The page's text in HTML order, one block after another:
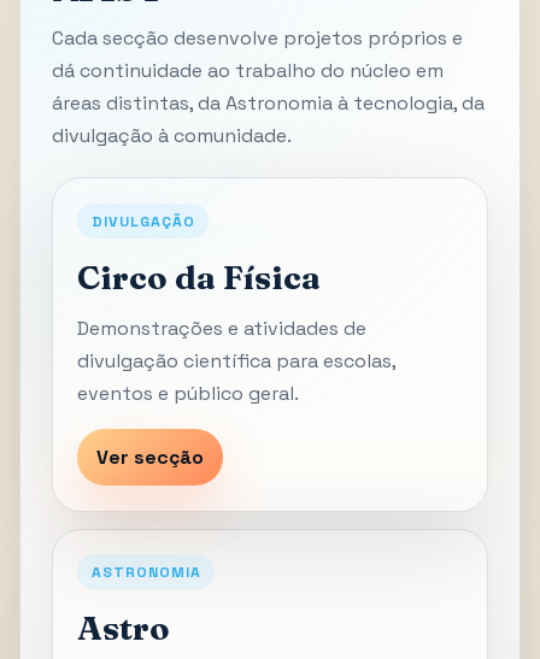
Cada secção desenvolve projetos próprios e
dá continuidade ao trabalho do núcleo em
áreas distintas, da Astronomia à tecnologia, da
divulgação à comunidade.
DIVULGAÇÃO
Circo da Física
Demonstrações e atividades de
divulgação científica para escolas,
eventos e público geral.
Ver secção
ASTRONOMIA
Astro